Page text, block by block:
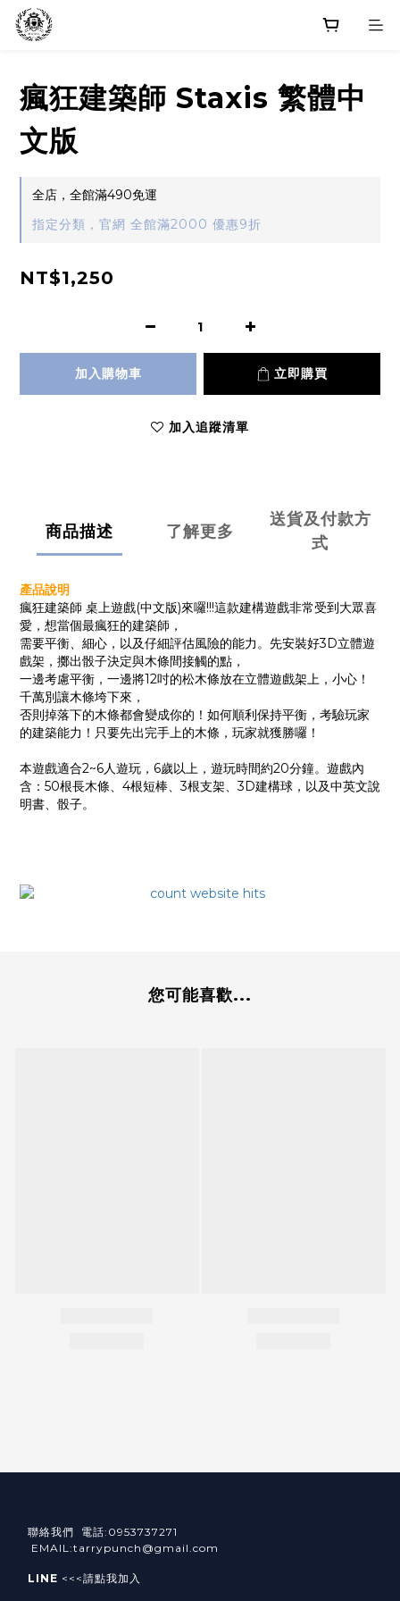
瘋狂建築師 Staxis 繁體中
文版
全店，全館滿490免運
指定分類，官網 全館滿2000 優惠9折
NT$1,250
加入購物車 立即購買
加入追蹤清單
商品描述 了解更多
送貨及付款方
式
產品說明
瘋狂建築師 桌上遊戲(中文版)來囉!!!這款建構遊戲非常受到大眾喜
愛，想當個最瘋狂的建築師，
需要平衡、細心，以及仔細評估風險的能力。先安裝好3D立體遊
戲架，擲出骰子決定與木條間接觸的點，
一邊考慮平衡，一邊將12吋的松木條放在立體遊戲架上，小心！
千萬別讓木條垮下來，
否則掉落下的木條都會變成你的！如何順利保持平衡，考驗玩家
的建築能力！只要先出完手上的木條，玩家就獲勝囉！
本遊戲適合2~6人遊玩，6歲以上，遊玩時間約20分鐘。遊戲內
含：50根長木條、4根短棒、3根支架、3D建構球，以及中英文說
明書、骰子。
您可能喜歡...
聯絡我們 電話:0953737271
EMAIL:tarrypunch@gmail.com
LINE <<<請點我加入